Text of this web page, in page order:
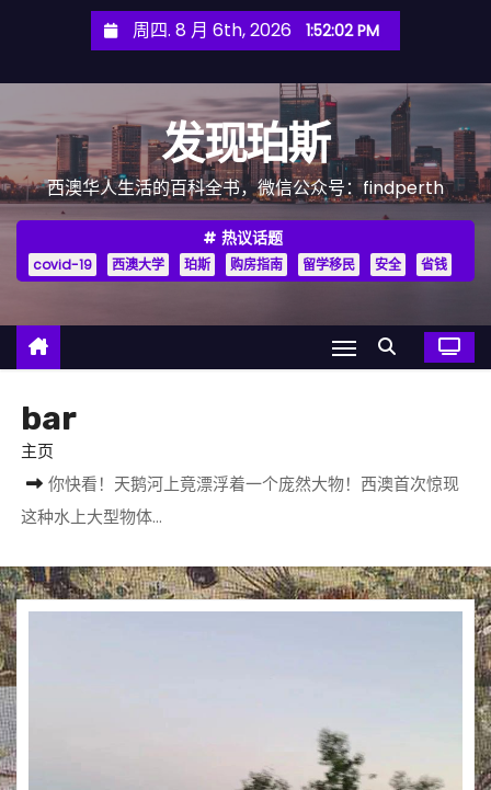
周四. 8 月 6th, 2026 1:52:04 PM
发现珀斯
西澳华人生活的百科全书，微信公众号：findperth
热议话题
covid-19 西澳大学 珀斯 购房指南 留学移民 安全 省钱
bar
主页
你快看！天鹅河上竟漂浮着一个庞然大物！西澳首次惊现
这种水上大型物体…